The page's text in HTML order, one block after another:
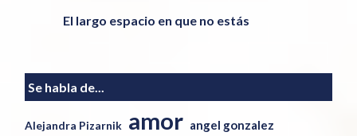
El largo espacio en que no estás
Se habla de...
Alejandra Pizarnik amor angel gonzalez